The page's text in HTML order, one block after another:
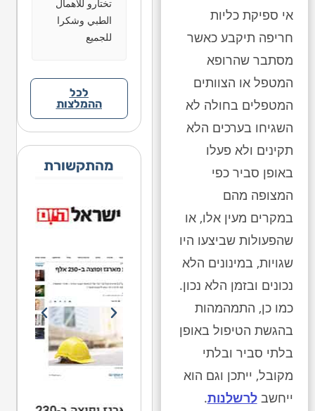
אי ספיקת כליות
חריפה תיקבע כאשר
מסתבר שהרופא
המטפל או הצוותים
המטפלים בחולה לא
השגיחו בערכים הלא
תקינים ולא פעלו
באופן סביר כפי
המצופה מהם
במקרים מעין אלו, או
שהפעולות שביצעו היו
שגויות, במינונים הלא
נכונים ובזמן הלא נכון.
כמו כן, התמהמהות
בהגשת הטיפול באופן
בלתי סביר ובלתי
מקובל, ייתכן וגם הוא
ייחשבלרשלנות.
تختارو للاهمال
الطبي وشكرا
للجميع
לכל
ההמלצות
מהתקשורת